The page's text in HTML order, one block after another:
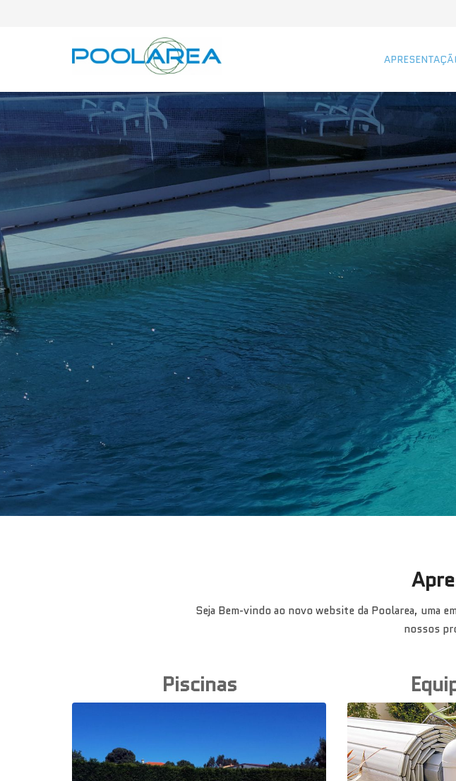
Seja Bem-vindo ao novo website da Poolarea, uma
nossos
Piscinas